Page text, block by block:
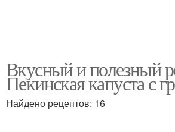
Вкусный и полезный
Пекинская капуста с
Найдено рецептов: 16